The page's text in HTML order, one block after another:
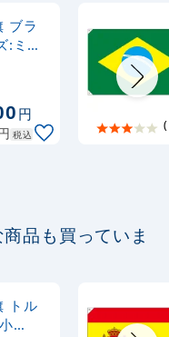
ブラ
:ミニ
円
税込
品も買っていま
トル